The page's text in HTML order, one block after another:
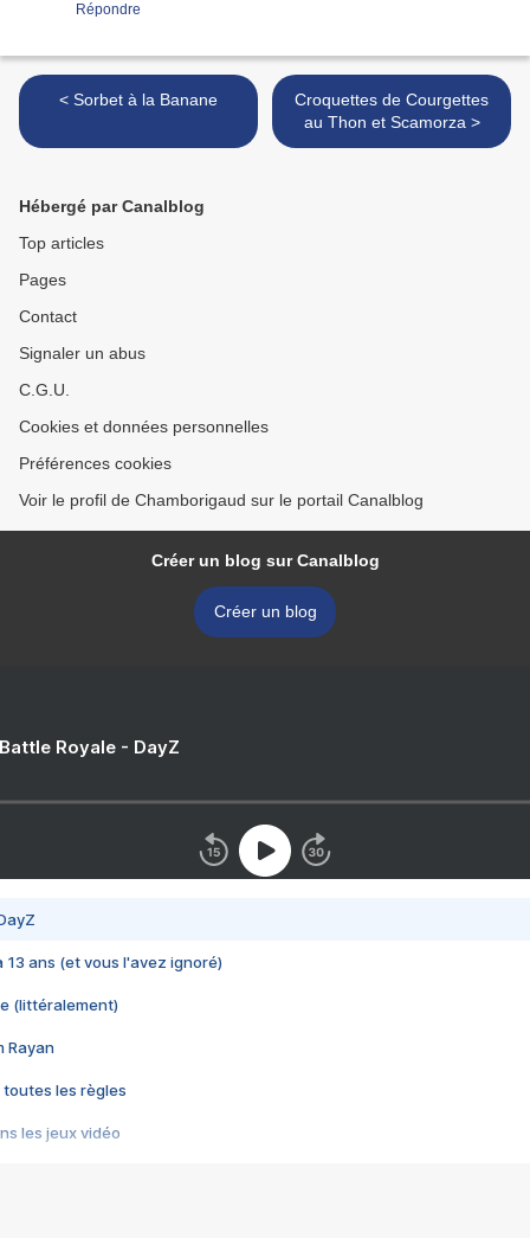
Répondre
< Sorbet à la Banane
Croquettes de Courgettes
au Thon et Scamorza >
Hébergé par Canalblog
Top articles
Pages
Contact
Signaler un abus
C.G.U.
Cookies et données personnelles
Préférences cookies
Voir le profil de Chamborigaud sur le portail Canalblog
Créer un blog sur Canalblog
Créer un blog
Royale - DayZ
13 ans (et vous l'avez ignoré)
(littéralement)
Rayan
toutes les règles
les jeux vidéo